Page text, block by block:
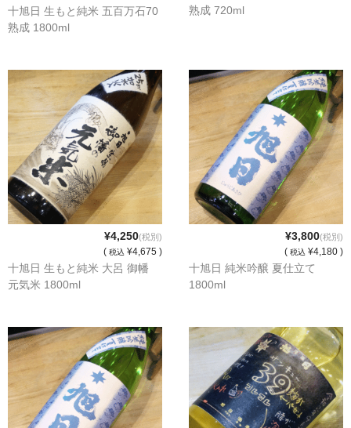
France Languedoc Roussillon / ﾗﾝｸﾞ･ﾄﾞｯｸ･ﾙｰｼｮﾝ
Mas Bres（ﾏｽ･ﾌﾞﾚｽ）
France Loire/ﾌﾗﾝｽ・ﾛﾜｰﾙ
Domaine des Bois Lucas（ﾄﾞﾒｰﾇ･ﾃﾞ･ﾎﾞｱ･ﾙｶ）
Italia/ｲｱﾀﾘｱ
Abruzzo/ｱﾌﾞﾙｯﾂｫ州
Fabulas（ﾌｧﾋﾞｭﾗｽ）
United States of America / ｱﾒﾘｶ合衆国
和-リキュール
ひやおろし
たまり
十旭日 生もと純米 五百万石70
熟成 1800ml
熟成 720ml
¥4,250(税別)
( 税込 ¥4,675 )
十旭日 生もと純米 大呂 御幡
元気米 1800ml
¥3,800(税別)
( 税込 ¥4,180 )
十旭日 純米吟醸 夏仕立て
1800ml